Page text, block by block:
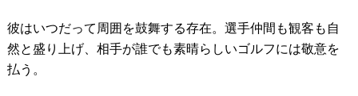
彼はいつだって周囲を鼓舞する存在。選手仲間も観客も自
然と盛り上げ、相手が誰でも素晴らしいゴルフには敬意を
払う。